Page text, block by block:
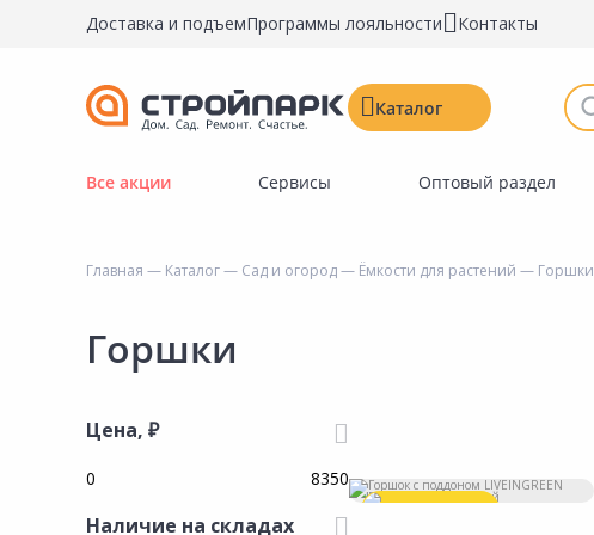
Доставка и подъемПрограммы лояльности Контакты
Каталог
Строительные материалы
Инструменты и крепёж
Керамическая плитка
Все акции Сервисы Оптовый раздел
Главная — Каталог— Сад и огород— Ёмкости для растений — Горшки
Горшки
Цена, ₽
Наличие на складах
Выгодная цена